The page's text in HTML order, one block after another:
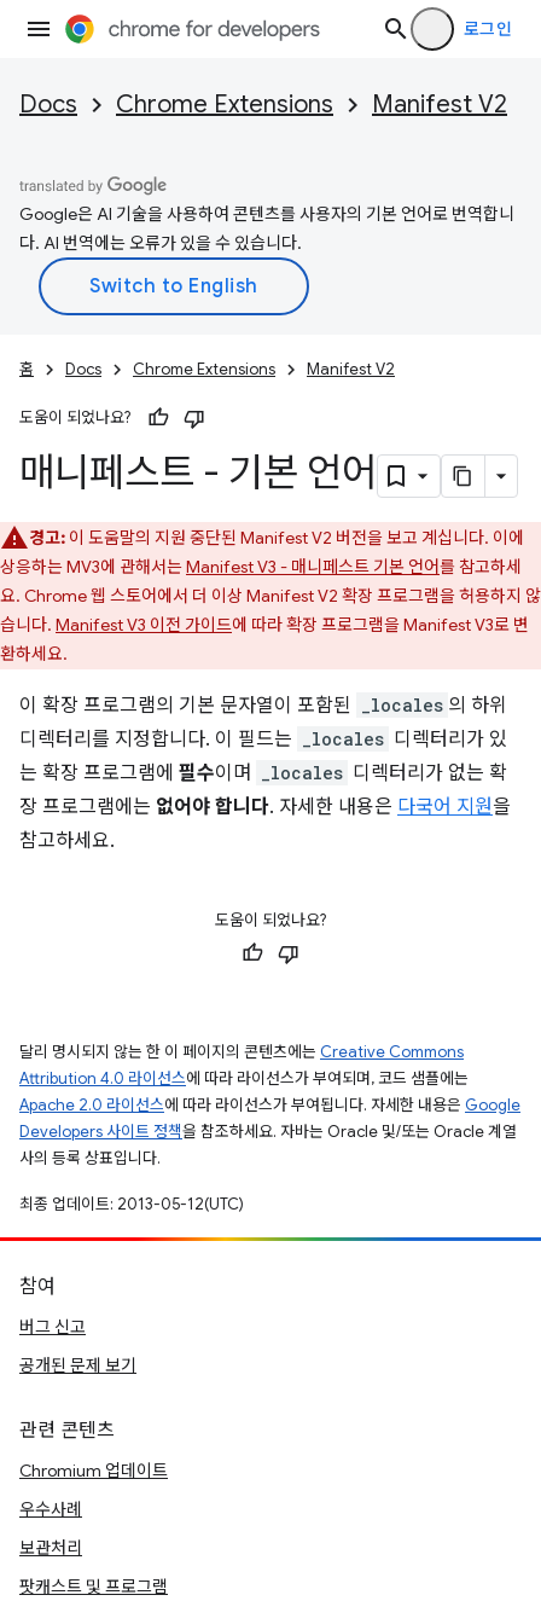
로그인
Docs Chrome Extensions Manifest V2
Google은 AI 기술을 사용하여 콘텐츠를 사용자의 기본 언어로 번역합니
다. AI 번역에는 오류가 있을 수 있습니다.
홈 Docs Chrome Extensions Manifest V2
도움이 되었나요?
매니페스트 - 기본 언어
경고: 이 도움말의 지원 중단된 Manifest V2 버전을 보고 계십니다. 이에
상응하는 MV3에 관해서는Manifest V3 - 매니페스트 기본 언어를 참고하세
요. Chrome 웹 스토어에서 더 이상 Manifest V2 확장 프로그램을 허용하지 않
습니다. Manifest V3 이전 가이드에 따라 확장 프로그램을 Manifest V3로 변
환하세요.
이 확장 프로그램의 기본 문자열이 포함된 _locales 의 하위
디렉터리를 지정합니다. 이 필드는
_locales 디렉터리가 있
는 확장 프로그램에 필수이며 _locales 디렉터리가 없는 확
장 프로그램에는 없어야 합니다. 자세한 내용은 다국어 지원을
참고하세요.
도움이 되었나요?
달리 명시되지 않는 한 이 페이지의 콘텐츠에는 Creative Commons
Attribution 4.0 라이선스에 따라 라이선스가 부여되며, 코드 샘플에는
Apache 2.0 라이선스에 따라 라이선스가 부여됩니다. 자세한 내용은 Google
Developers 사이트 정책을 참조하세요. 자바는 Oracle 및/또는 Oracle 계열
사의 등록 상표입니다.
최종 업데이트: 2013-05-12(UTC)
참여
버그 신고
공개된 문제 보기
관련 콘텐츠
Chromium 업데이트
우수사례
보관처리
팟캐스트 및 프로그램